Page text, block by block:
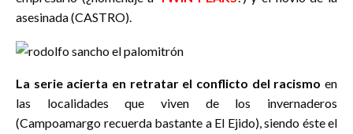
asesinada (CASTRO).
La serie acierta en retratar el conflicto del racismo en
las localidades que viven de los invernaderos
(Campoamargo recuerda bastante a El Ejido), siendo éste el